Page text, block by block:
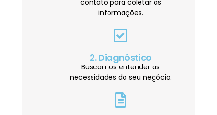
contato para coletar as
informações.
2. Diagnóstico
Buscamos entender as
necessidades do seu negócio.